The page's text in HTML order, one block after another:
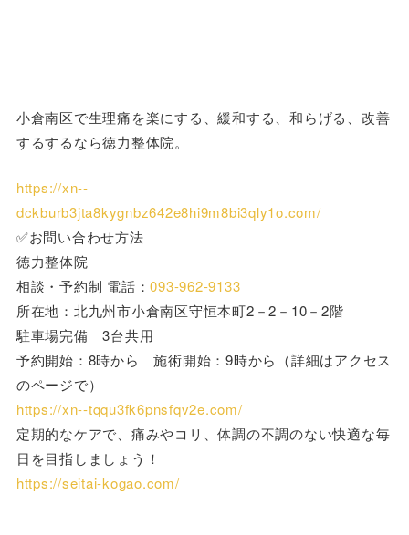
小倉南区で生理痛を楽にする、緩和する、和らげる、改善
するするなら徳力整体院。
https://xn--
dckburb3jta8kygnbz642e8hi9m8bi3qly1o.com/
✅お問い合わせ方法
徳力整体院
相談・予約制 電話：093-962-9133
所在地：北九州市小倉南区守恒本町2－2－10－2階
駐車場完備 3台共用
予約開始：8時から 施術開始：9時から（詳細はアクセス
のページで）
https://xn--tqqu3fk6pnsfqv2e.com/
定期的なケアで、痛みやコリ、体調の不調のない快適な毎
日を目指しましょう！
https://seitai-kogao.com/